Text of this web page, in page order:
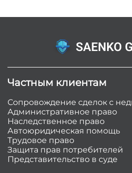
Частным клиентам
Сопровождение сделок с
Административное право
Наследственное право
Автоюридическая помощь
Трудовое право
Защита прав потребителей
Представительство в суде